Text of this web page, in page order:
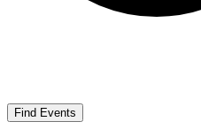
Find Events